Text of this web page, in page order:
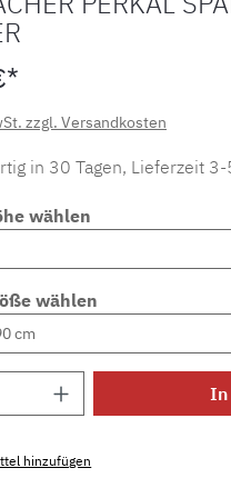
zzgl. Versandkosten
in 30 Tagen, Lieferzeit 3-
wählen
wählen
Anzahl: Gib den In
hinzufügen